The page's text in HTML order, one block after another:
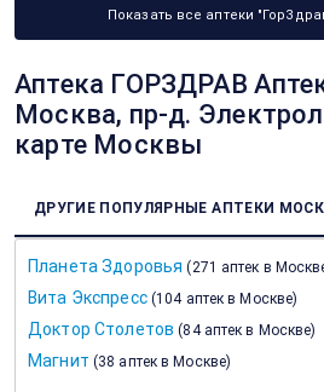
Показать все аптеки
Аптека ГОРЗДРАВ
Москва, пр-д.
карте Москвы
ДРУГИЕ ПОПУЛЯРНЫЕ АПТЕКИ
Планета Здоровья (271 аптек в
Вита Экспресс (104 аптек в Москве)
Доктор Столетов (84 аптек в Москве)
Магнит (38 аптек в Москве)